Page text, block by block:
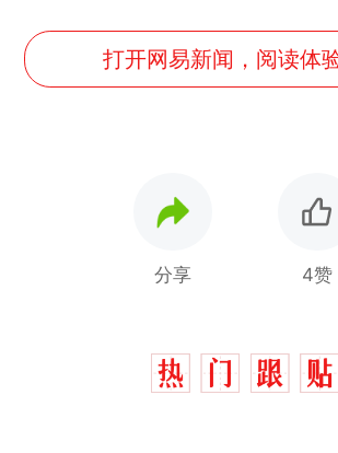
打开网易新闻，阅读体
分享 4赞